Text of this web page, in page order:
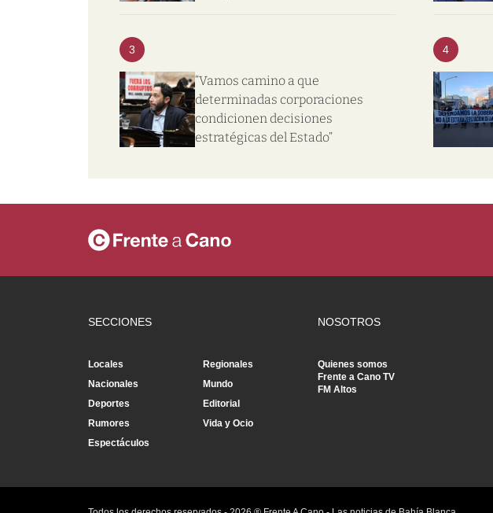
3
“Vamos camino a que
determinadas corporaciones
condicionen decisiones
estratégicas del Estado”
4
SECCIONES
Locales
Regionales
Nacionales
Mundo
Deportes
Editorial
Rumores
Vida y Ocio
Espectáculos
NOSOTROS
Quienes somos
Frente a Cano TV
FM Altos